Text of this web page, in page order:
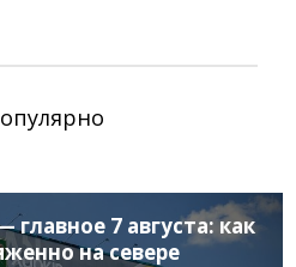
главное 7 августа: как
на севере